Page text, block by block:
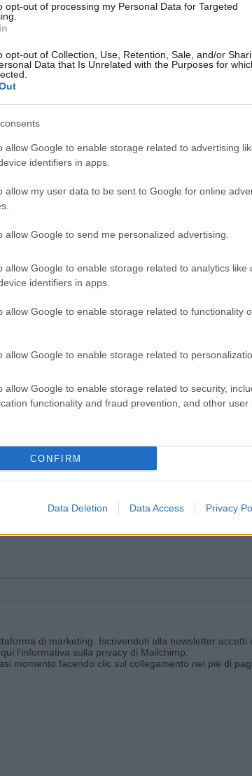
opt-out of processing my Personal Data for Targeted
opt-out of Collection, Use, Retention, Sale, and/or
Data that Is Unrelated with the Purposes for
allow Google to enable storage related to advertising
identifiers in apps.
allow my user data to be sent to Google for online
allow Google to send me personalized advertising.
allow Google to enable storage related to analytics like
identifiers in apps.
allow Google to enable storage related to functionality
allow Google to enable storage related to
allow Google to enable storage related to security,
functionality and fraud prevention, and other user
CONFIRM
Data Deletion Data Access Privacy
cliccando qui
nella sezione Login
dal menù del sito o
Prossimo articolo
Invia un Comunicato Stampa|Pubblicità|
e ricevi le nostre email periodiche contenenti le ultime
di marketing. Iscrivendoti alla newsletter
l'informativa sulla privacy di Mailchimp
momento facendo clic sul collegamento nel piè di